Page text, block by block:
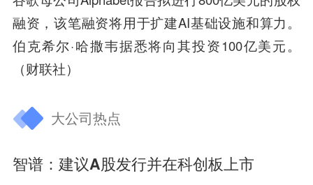
融资，该笔融资将用于扩建AI基础设施和算力。
伯克希尔·哈撒韦据悉将向其投资100亿美元。
（财联社）
大公司热点
智谱：建议A股发行并在科创板上市